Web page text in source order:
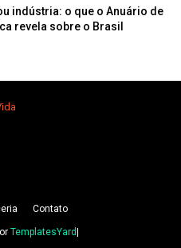
indústria: o que o Anuário de
revela sobre o Brasil
Contato
TemplatesYard|